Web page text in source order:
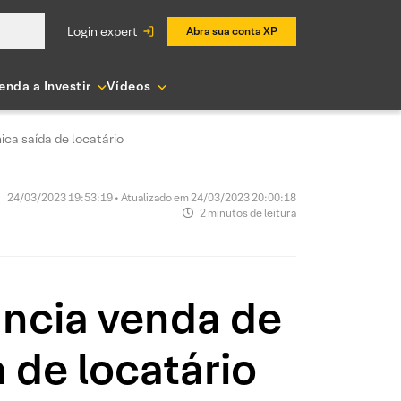
login expert Abra sua conta XP
a Investir Vídeos
saída de locatário
24/03/2023 19:53:19 • Atualizado em 24/03/2023 20:00:18
2 minutos de leitura
venda de
de locatário